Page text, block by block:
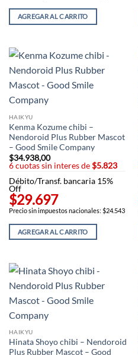
AGREGAR AL CARRITO
HAIKYU
Kenma Kozume chibi –
Nendoroid Plus Rubber Mascot
– Good Smile Company
$34.938,00
6 cuotas sin interes de$5.823
Débito/Transf. bancaria 15%
Off
$29.697
Precio sin impuestos nacionales: $24.543
AGREGAR AL CARRITO
HAIKYU
Hinata Shoyo chibi – Nendoroid
Plus Rubber Mascot – Good